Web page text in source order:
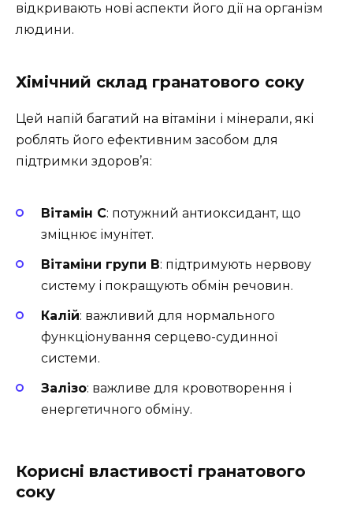
відкривають нові аспекти його дії на організм
людини.
Хімічний склад гранатового соку
Цей напій багатий на вітаміни і мінерали, які
роблять його ефективним засобом для
підтримки здоров’я:
Вітамін C: потужний антиоксидант, що
зміцнює імунітет.
Вітаміни групи B: підтримують нервову
систему і покращують обмін речовин.
Калій: важливий для нормального
функціонування серцево-судинної
системи.
Залізо: важливе для кровотворення і
енергетичного обміну.
Корисні властивості гранатового
соку